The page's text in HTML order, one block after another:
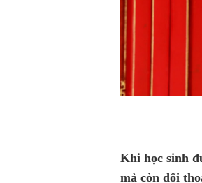
Khi học sinh
mà còn đối